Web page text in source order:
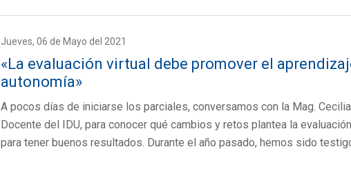
Jueves, 06 de Mayo del 2021
«La evaluación virtual debe promover el
autonomía»
A pocos días de iniciarse los parciales, conversamos con la Mag.
Docente del IDU, para conocer qué cambios y retos plantea la
para tener buenos resultados. Durante el año pasado, hemos sido